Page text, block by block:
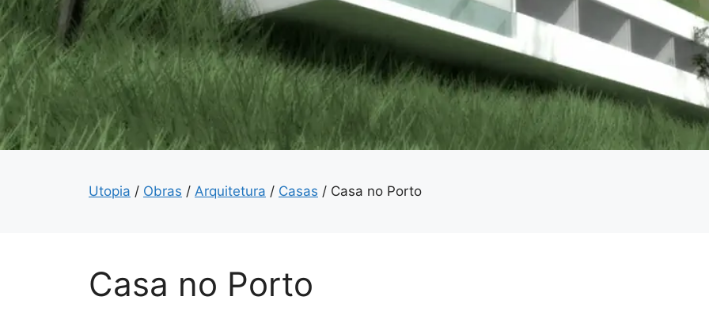
Utopia / Obras / Arquitetura / Casas / Casa no Porto
Casa no Porto